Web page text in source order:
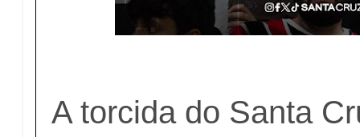
A torcida do Santa